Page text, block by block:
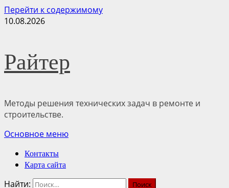
Перейти к содержимому
10.08.2026
Райтер
Методы решения технических задач в ремонте и
строительстве.
Основное меню
Контакты
Карта сайта
Найти: